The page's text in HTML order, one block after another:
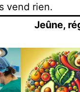
vend rien.
Jeûne,